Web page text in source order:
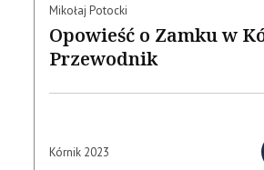
Mikołaj Potocki
Opowieść o Zamku w
Przewodnik
Kórnik 2023